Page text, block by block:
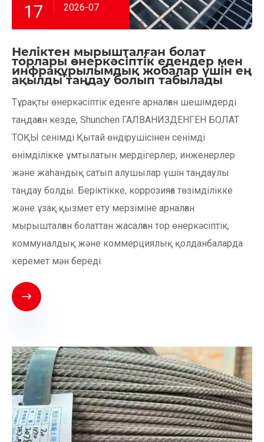
17 2026-07
Неліктен мырышталған болат
торлары өнеркәсіптік едендер мен
инфрақұрылымдық жобалар үшін ең
ақылды таңдау болып табылады
Тұрақты өнеркәсіптік еденге арналған шешімдерді
таңдаған кезде, Shunchen ГАЛВАНИЗДЕНГЕН БОЛАТ
ТОҚЫ сенімді Қытай өндірушісінен сенімді
өнімділікке ұмтылатын мердігерлер, инженерлер
және жаһандық сатып алушылар үшін таңдаулы
таңдау болды. Беріктікке, коррозияға төзімділікке
және ұзақ қызмет ету мерзіміне арналған
мырышталған болаттан жасалған тор өнеркәсіптік,
коммуналдық және коммерциялық қолданбаларда
керемет мән береді.
